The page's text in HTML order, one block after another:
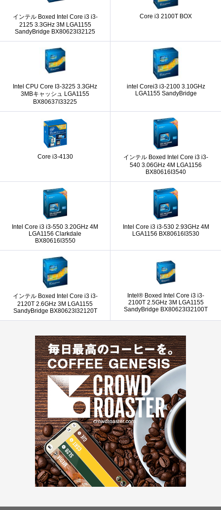
インテル Boxed Intel Core i3 i3-
2125 3.3GHz 3M LGA1155
SandyBridge BX80623I32125
Core i3 2100T BOX
Intel CPU Core I3-3225 3.3GHz
3MBキャッシュ LGA1155
BX80637I33225
intel Corei3 i3-2100 3.10GHz
LGA1155 SandyBridge
Core i3-4130
インテル Boxed Intel Core i3 i3-
540 3.06GHz 4M LGA1156
BX80616I3540
Intel Core i3 i3-550 3.20GHz 4M
LGA1156 Clarkdale
BX80616I3550
Intel Core i3 i3-530 2.93GHz 4M
LGA1156 BX80616I3530
インテル Boxed Intel Core i3 i3-
2120T 2.6GHz 3M LGA1155
SandyBridge BX80623I32120T
Intel® Boxed Intel Core i3 i3-
2100T 2.5GHz 3M LGA1155
SandyBridge BX80623I32100T